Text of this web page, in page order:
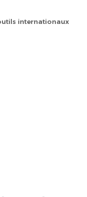
internationaux